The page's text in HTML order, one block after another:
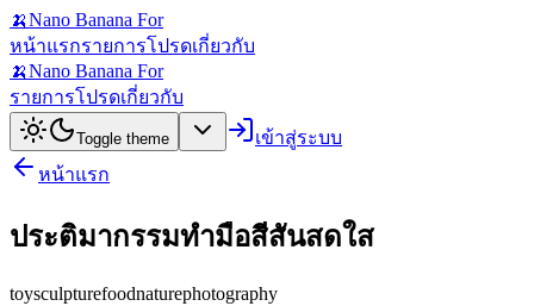
🍌Nano Banana For
หน้าแรกรายการโปรดเกี่ยวกับ
🍌Nano Banana For
รายการโปรดเกี่ยวกับ
Toggle theme
เข้าสู่ระบบ
หน้าแรก
ประติมากรรมทำมือสีสันสดใส
toysculpturefoodnaturephotography